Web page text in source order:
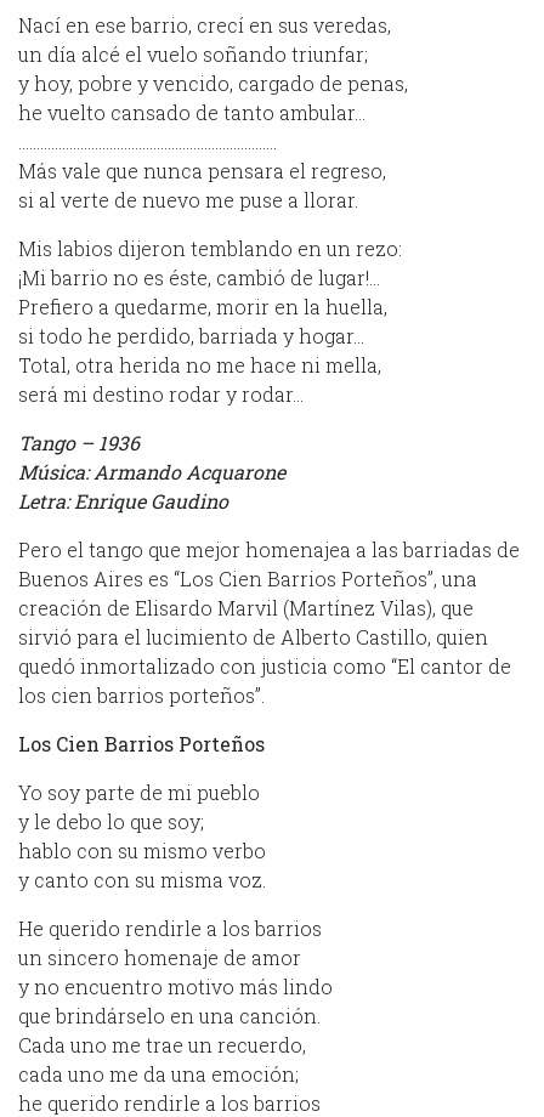
Nací en ese barrio, crecí en sus veredas,
un día alcé el vuelo soñando triunfar;
y hoy, pobre y vencido, cargado de penas,
he vuelto cansado de tanto ambular…
Más vale que nunca pensara el regreso,
si al verte de nuevo me puse a llorar.
Mis labios dijeron temblando en un rezo:
¡Mi barrio no es éste, cambió de lugar!…
Prefiero a quedarme, morir en la huella,
si todo he perdido, barriada y hogar…
Total, otra herida no me hace ni mella,
será mi destino rodar y rodar…
Tango – 1936
Música: Armando Acquarone
Letra: Enrique Gaudino
Pero el tango que mejor homenajea a las barriadas de
Buenos Aires es “Los Cien Barrios Porteños”, una
creación de Elisardo Marvil (Martínez Vilas), que
sirvió para el lucimiento de Alberto Castillo, quien
quedó inmortalizado con justicia como “El cantor de
los cien barrios porteños”.
Los Cien Barrios Porteños
Yo soy parte de mi pueblo
y le debo lo que soy;
hablo con su mismo verbo
y canto con su misma voz.
He querido rendirle a los barrios
un sincero homenaje de amor
y no encuentro motivo más lindo
que brindárselo en una canción.
Cada uno me trae un recuerdo,
cada uno me da una emoción;
he querido rendirle a los barrios